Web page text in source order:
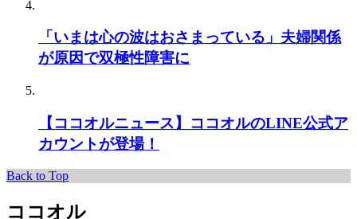
「いまは心の波はおさまっている」夫婦関係
が原因で双極性障害に
【ココオルニュース】ココオルのLINE公式ア
カウントが登場！
Back to Top
ココオル